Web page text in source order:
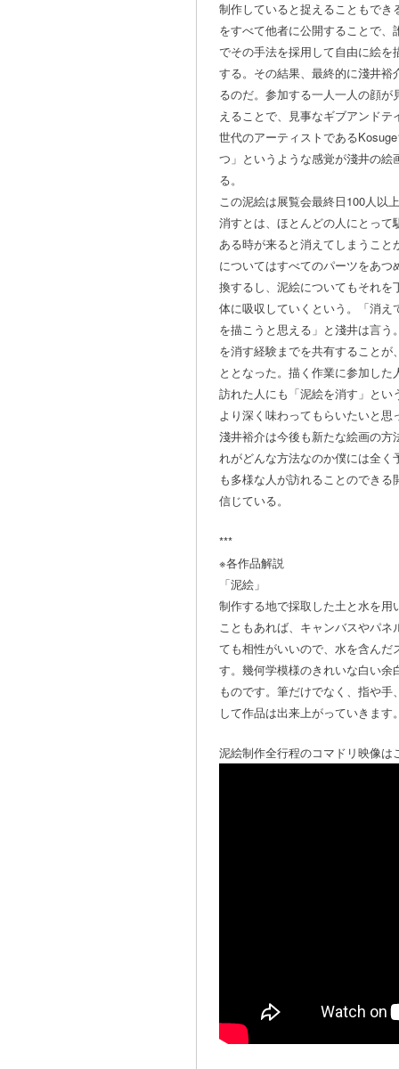
制作していると捉えることもで
をすべて他者に公開することで
でその手法を採用して自由に絵
する。その結果、最終的に淺井
るのだ。参加する一人一人の顔
えることで、見事なギブアンド
世代のアーティストである
つ」というような感覚が淺井の
る。
この泥絵は展覧会最終日100人以
消すとは、ほとんどの人にとっ
ある時が来ると消えてしまうこ
についてはすべてのパーツをあ
換するし、泥絵についてもそれ
体に吸収していくという。「消
を描こうと思える」と淺井は言
を消す経験までを共有すること
ととなった。描く作業に参加し
訪れた人にも「泥絵を消す」と
より深く味わってもらいたいと思
淺井裕介は今後も新たな絵画の
れがどんな方法なのか僕には全
も多様な人が訪れることのでき
信じている。
***
※各作品解説
「泥絵」
制作する地で採取した土と水を
こともあれば、キャンバスやパ
ても相性がいいので、水を含ん
す。幾何学模様のきれいな白い
ものです。筆だけでなく、指や
して作品は出来上がっていきます
泥絵制作全行程のコマドリ映像は